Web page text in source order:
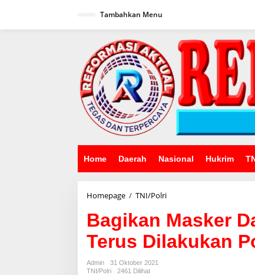
Tambahkan Menu
Home Daerah Nasional Hukrim
Homepage / TNI/PolriBagikan
Dan
Edukasi
Kepada
Warga
Bagikan Masker
Terus Dilakukan
Admin
31 Oktober 2021
TNI/Polri
2461 Dilihat